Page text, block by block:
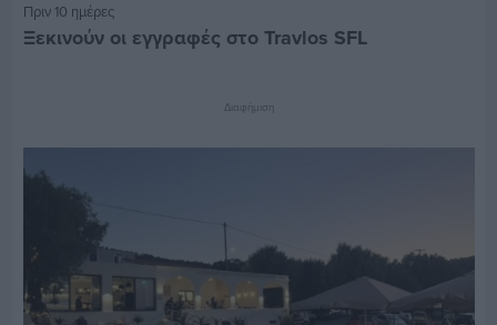
Πριν 10 ημέρες
Ξεκινούν οι εγγραφές στο Travlos SFL
Διαφήμιση